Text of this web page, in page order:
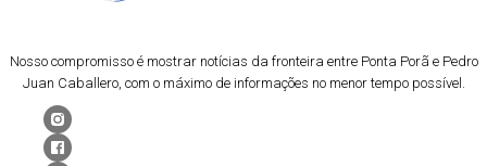
Nosso compromisso é mostrar notícias da fronteira entre Ponta Porã e Pedro
Juan Caballero, com o máximo de informações no menor tempo possível.